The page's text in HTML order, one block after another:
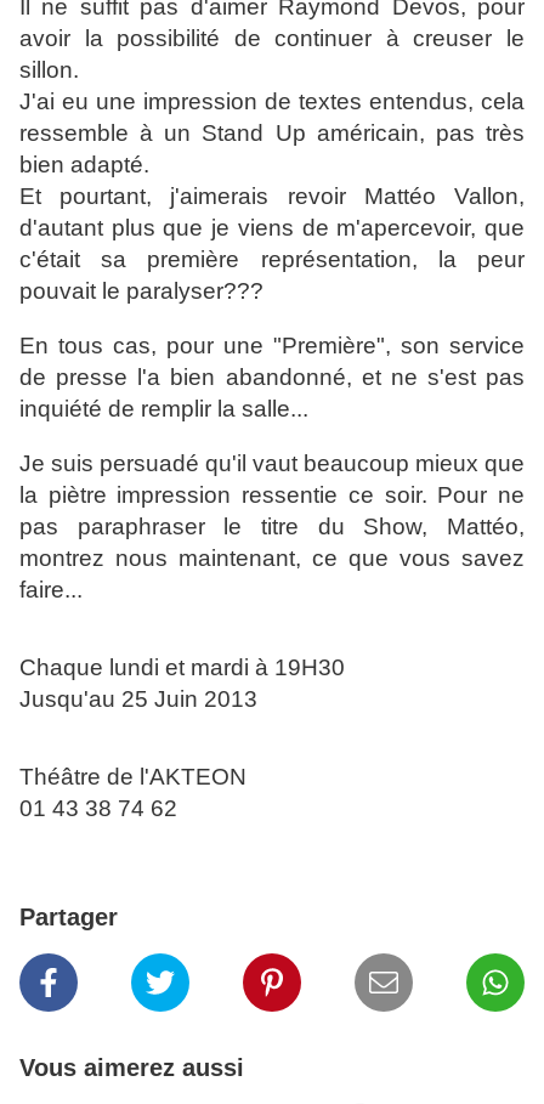
Il ne suffit pas d'aimer Raymond Devos, pour
avoir la possibilité de continuer à creuser le
sillon.
J'ai eu une impression de textes entendus, cela
ressemble à un Stand Up américain, pas très
bien adapté.
Et pourtant, j'aimerais revoir Mattéo Vallon,
d'autant plus que je viens de m'apercevoir, que
c'était sa première représentation, la peur
pouvait le paralyser???
En tous cas, pour une "Première", son service
de presse l'a bien abandonné, et ne s'est pas
inquiété de remplir la salle...
Je suis persuadé qu'il vaut beaucoup mieux que
la piètre impression ressentie ce soir. Pour ne
pas paraphraser le titre du Show, Mattéo,
montrez nous maintenant, ce que vous savez
faire...
Chaque lundi et mardi à 19H30
Jusqu'au 25 Juin 2013
Théâtre de l'AKTEON
01 43 38 74 62
Partager
Vous aimerez aussi